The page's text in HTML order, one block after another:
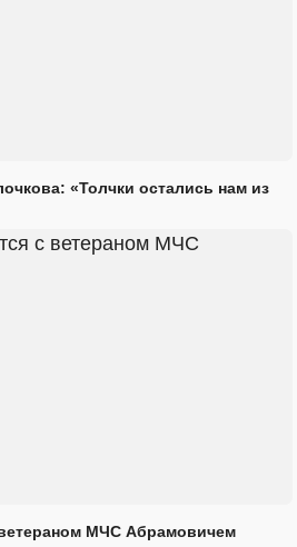
«Толчки остались нам из
МЧС Абрамовичем